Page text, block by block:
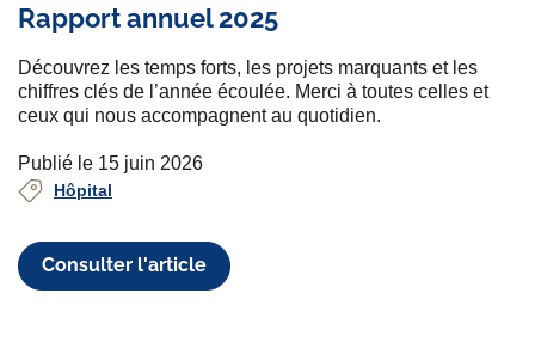
Rapport annuel 2025
Découvrez les temps forts, les projets marquants et les
chiffres clés de l’année écoulée. Merci à toutes celles et
ceux qui nous accompagnent au quotidien.
Publié le 15 juin 2026
Hôpital
Consulter l'article